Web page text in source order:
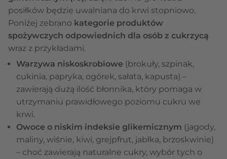
posiłków będzie uwalniana do krwi stopniowo.
Poniżej zebrano kategorie produktów
spożywczych odpowiednich dla osób z cukrzycą
wraz z przykładami.
Warzywa niskoskrobiowe (brokuły, szpinak,
cukinia, papryka, ogórek, sałata, kapusta) –
zawierają dużą ilość błonnika, który pomaga w
utrzymaniu prawidłowego poziomu cukru we
krwi.
Owoce o niskim indeksie glikemicznym (jagody,
maliny, wiśnie, kiwi, grejpfrut, jabłka, brzoskwinie)
– choć zawierają naturalne cukry, wybór tych o